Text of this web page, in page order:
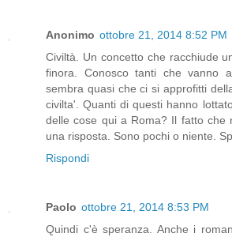
Anonimo ottobre 21, 2014 8:52 PM
Civiltà. Un concetto che racchiude
finora. Conosco tanti che vanno
sembra quasi che ci si approfitti
civilta'. Quanti di questi hanno
delle cose qui a Roma? Il fatto che
una risposta. Sono pochi o niente.
Rispondi
Paolo ottobre 21, 2014 8:53 PM
Quindi c'è speranza. Anche i